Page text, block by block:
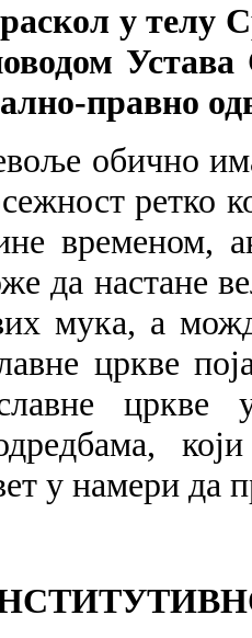
у телу
правно
ље обично
ретко
временом,
да настане
мука, а
цркве
у намери да